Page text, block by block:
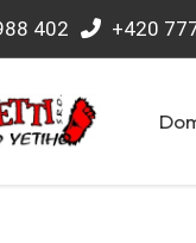
402 +420